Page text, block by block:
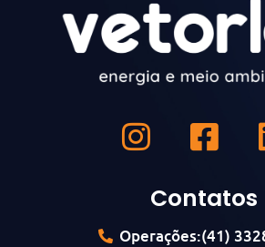
Contatos
Operações:(41)